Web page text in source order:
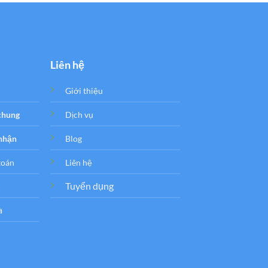
Liên hệ
Giới thiệu
Dịch vụ
Blog
Liên hệ
Tuyển dụng